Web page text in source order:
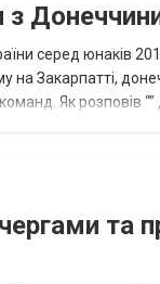
з
серед юнаків
на Закарпатті,
Як розповів
та